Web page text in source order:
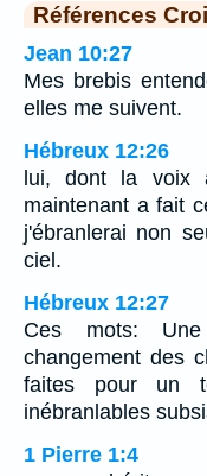
Références
Jean 10:27
Mes brebis
elles me suivent.
Hébreux 12:26
lui, dont la voix
maintenant a fait
j'ébranlerai non
ciel.
Hébreux 12:27
Ces mots:
changement des
faites pour un
inébranlables
1 Pierre 1:4